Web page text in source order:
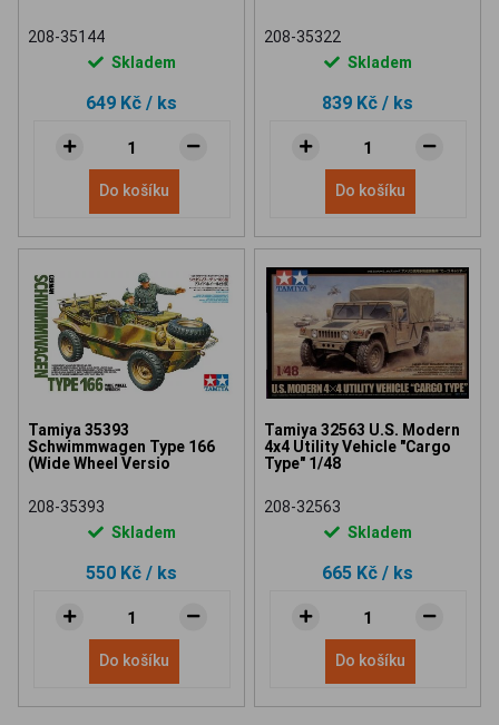
208-35144
Skladem
649 Kč / ks
Do košíku
208-35322
Skladem
839 Kč / ks
Do košíku
Tamiya 35393
Schwimmwagen Type 166
(Wide Wheel Versio
208-35393
Skladem
550 Kč / ks
Do košíku
Tamiya 32563 U.S. Modern
4x4 Utility Vehicle "Cargo
Type" 1/48
208-32563
Skladem
665 Kč / ks
Do košíku